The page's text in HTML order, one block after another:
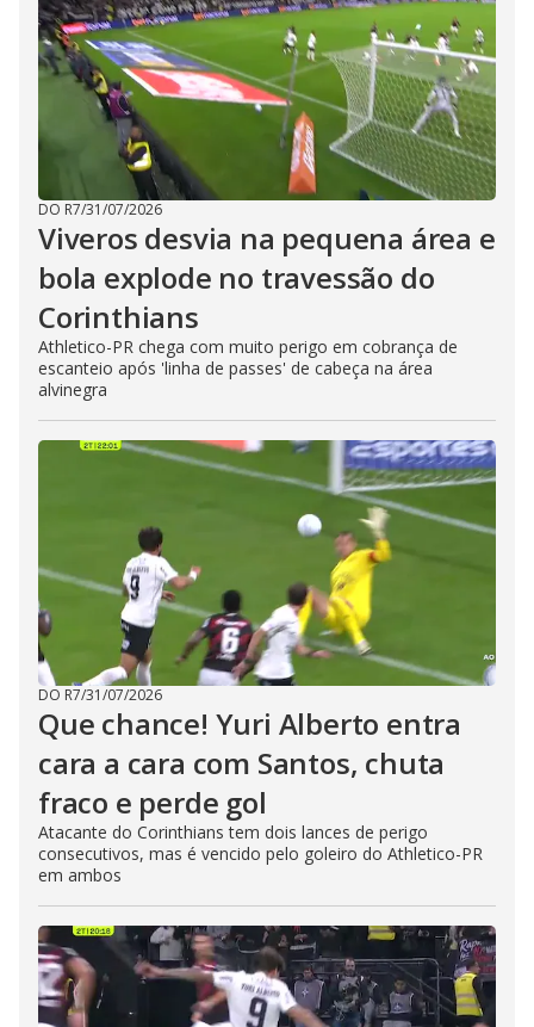
DO R7/31/07/2026
Viveros desvia na pequena área e
bola explode no travessão do
Corinthians
Athletico-PR chega com muito perigo em cobrança de
escanteio após 'linha de passes' de cabeça na área
alvinegra
DO R7/31/07/2026
Que chance! Yuri Alberto entra
cara a cara com Santos, chuta
fraco e perde gol
Atacante do Corinthians tem dois lances de perigo
consecutivos, mas é vencido pelo goleiro do Athletico-PR
em ambos